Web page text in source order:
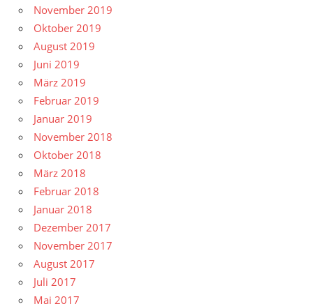
November 2019
Oktober 2019
August 2019
Juni 2019
März 2019
Februar 2019
Januar 2019
November 2018
Oktober 2018
März 2018
Februar 2018
Januar 2018
Dezember 2017
November 2017
August 2017
Juli 2017
Mai 2017